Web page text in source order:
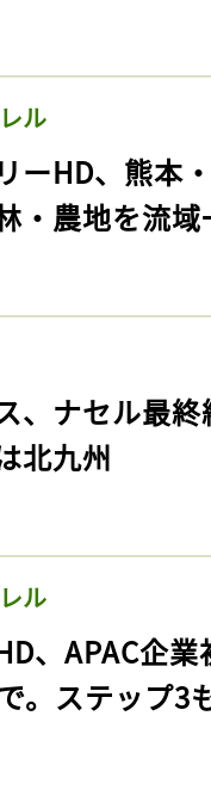
ル
ーHD、熊本
・農地を流
、ナセル最
北九州
ル
、APAC企
。ステップ3